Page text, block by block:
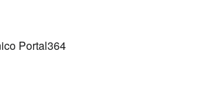
Portal364